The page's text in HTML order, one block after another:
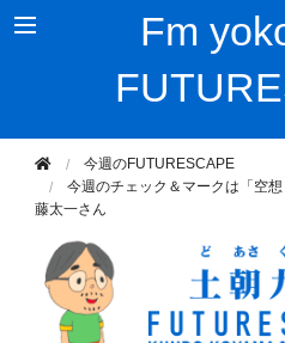
Fm
今週のFUTURESCAPE
今週のチェック＆マークは「空
藤太一さん